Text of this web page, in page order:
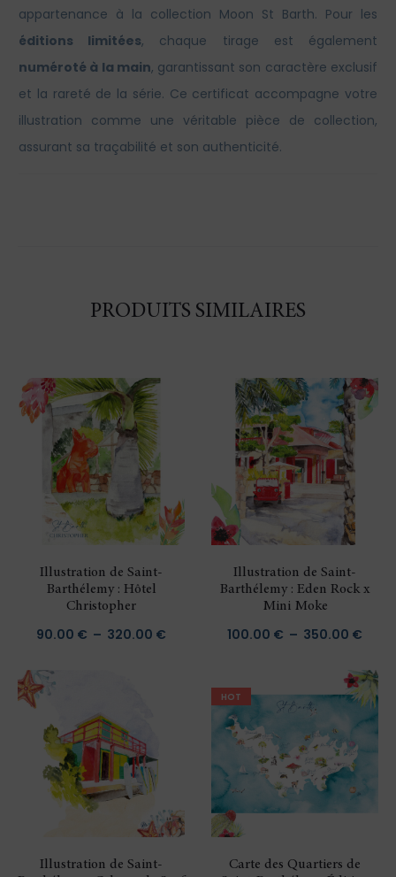
appartenance à la collection Moon St Barth. Pour les
éditions limitées, chaque tirage est également
numéroté à la main, garantissant son caractère exclusif
et la rareté de la série. Ce certificat accompagne votre
illustration comme une véritable pièce de collection,
assurant sa traçabilité et son authenticité.
PRODUITS SIMILAIRES
Illustration de Saint-
Barthélemy : Hôtel
Christopher
90.00 € – 320.00 €
320.00 €
Illustration de Saint-
Barthélemy : Eden Rock x
Mini Moke
100.00 € – 350.00 €
prix :
Illustration de Saint-
HOT
Carte des Quartiers de